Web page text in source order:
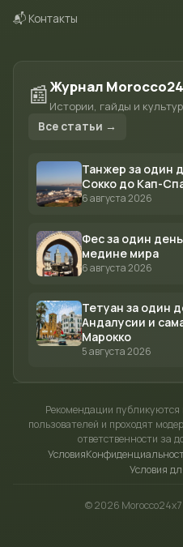
📬 Контакты
📰Журнал
Истории, гайды и
Все статьи →
Танжер за один
Сокко до Кап-
6 августа 2026
Фес за один
медине мира
6 августа 2026
Тетуан за один
Андалусии и
Марокко
5 августа 2026
Рекомендации публикуются
пользователей и проходят
ответственности за
Условия
Условия
© 2026 Morocco24x7